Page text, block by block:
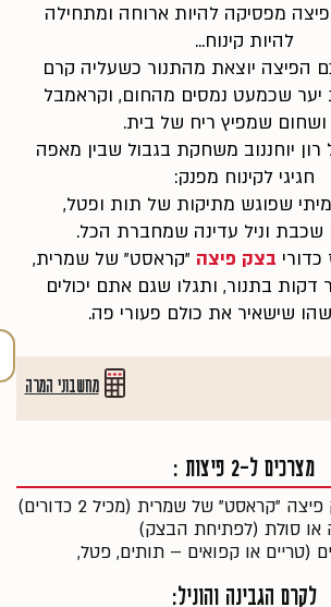
מפסיקה להיות ארוחה ומתחילה
להיות קינוח...
הפיצה יוצאת מהתנור כשעליה קרם
יער שכמעט נמסים מהחום, וקראמבל
ושחום שמפיץ ריח של בית.
יוחננוב משחקת בגבול שבין מאפה
חגיגי לקינוח מפנק:
שפוגש מתיקות של תות ופטל,
וניל עדינה שמחברת הכל.
בצק פיצה "קראסט" של שמרית,
דקות בתנור, ותגלו שגם אתם יכולים
שישאיר את כולם פעורי פה.
מחשבוני המרה
מצרכים ל-2 פיצות :
או סולת (לפתיחת הבצק)
(טריים או קפואים – תותים, פטל,
לקרם הגבינה והוניל: